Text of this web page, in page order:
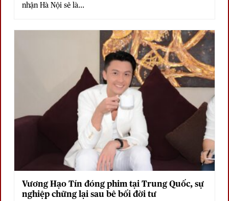
nhận Hà Nội sẽ là...
Vương Hạo Tín đóng phim tại Trung Quốc, sự
nghiệp chững lại sau bê bối đời tư